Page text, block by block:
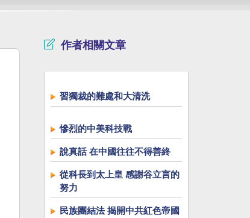
作者相關文章
習獨裁的難處和大清洗
慘烈的中美科技戰
說真話 在中國往往不得善終
從科長到太上皇 感謝谷立言的
努力
民族團結法 揭開中共紅色帝國